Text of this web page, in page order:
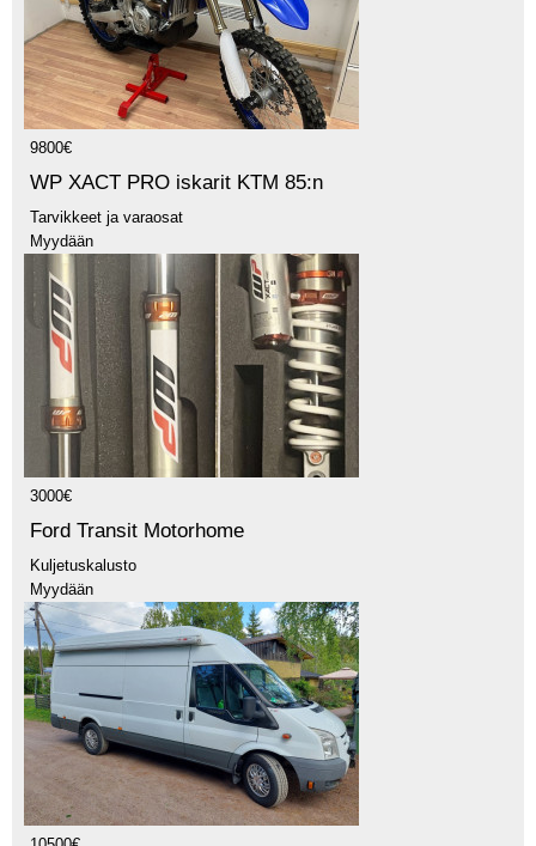
9800€
WP XACT PRO iskarit KTM 85:n
Tarvikkeet ja varaosat
Myydään
3000€
Ford Transit Motorhome
Kuljetuskalusto
Myydään